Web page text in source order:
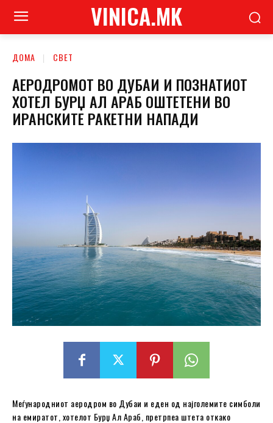
VINICA.MK
ДОМА СВЕТ
АЕРОДРОМОТ ВО ДУБАИ И ПОЗНАТИОТ
ХОТЕЛ БУРЏ АЛ АРАБ ОШТЕТЕНИ ВО
ИРАНСКИТЕ РАКЕТНИ НАПАДИ
Меѓународниот аеродром во Дубаи и еден од најголемите симболи
на емиратот, хотелот Бурџ Ал Араб, претрпеа штета откако